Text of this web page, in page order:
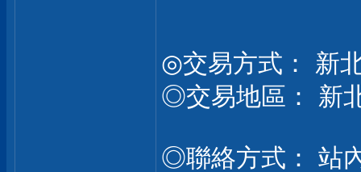
◎交易方式： 新
◎交易地區： 新
◎聯絡方式： 站